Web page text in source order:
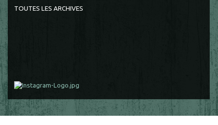
TOUTES LES ARCHIVES